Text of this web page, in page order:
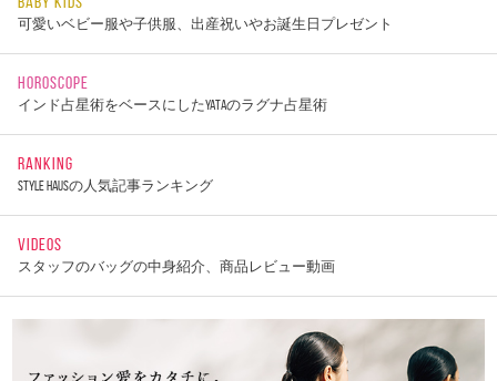
可愛いベビー服や子供服、出産祝いやお誕生日プレゼント
HOROSCOPE
インド占星術をベースにしたYATAのラグナ占星術
RANKING
STYLE HAUSの人気記事ランキング
VIDEOS
スタッフのバッグの中身紹介、商品レビュー動画